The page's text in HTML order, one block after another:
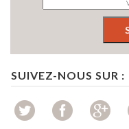
SUIVEZ-NOUS SUR :